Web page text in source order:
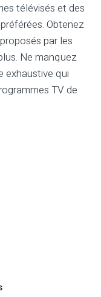
télévisés et des
Obtenez
par les
Ne manquez
exhaustive qui
TV de